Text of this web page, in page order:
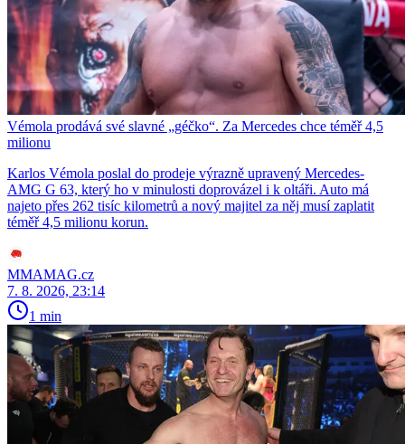
Vémola prodává své slavné „géčko“. Za Mercedes chce téměř 4,5
milionu
Karlos Vémola poslal do prodeje výrazně upravený Mercedes-
AMG G 63, který ho v minulosti doprovázel i k oltáři. Auto má
najeto přes 262 tisíc kilometrů a nový majitel za něj musí zaplatit
téměř 4,5 milionu korun.
MMAMAG.cz
7. 8. 2026, 23:14
1 min